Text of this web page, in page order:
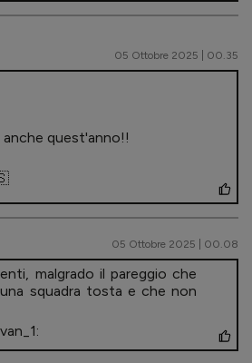
05 Ottobre 2025 | 00.35
quest'anno!!
05 Ottobre 2025 | 00.08
malgrado il pareggio che
squadra tosta e che non